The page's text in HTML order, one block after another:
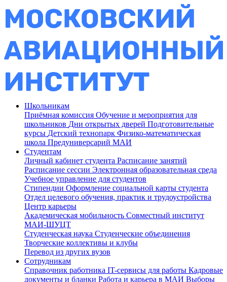
Школьникам
Приёмная комиссия Обучение и мероприятия для
школьников Дни открытых дверей Подготовительные
курсы Детский технопарк Физико-математическая
школа Предуниверсарий МАИ
Студентам
Личный кабинет студента Расписание занятий
Расписание сессии Электронная образовательная среда
Учебное управление для студентов
Стипендии Оформление социальной карты студента
Отдел целевого обучения, практик и трудоустройства
Центр карьеры
Академическая мобильность Совместный институт
МАИ-ШУЦТ
Студенческая наука Студенческие объединения
Творческие коллективы и клубы
Перевод из других вузов
Сотрудникам
Cправочник работника IT-сервисы для работы Кадровые
документы и бланки Работа и карьера в МАИ Выборы